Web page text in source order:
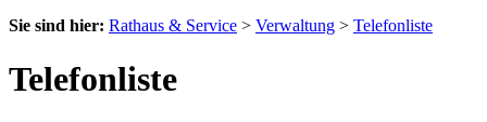
Sie sind hier: Rathaus & Service > Verwaltung > Telefonliste
Telefonliste